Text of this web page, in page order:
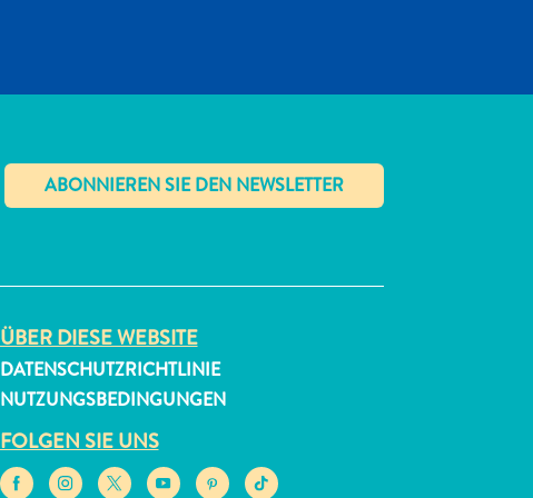
✕
ÜBER DIESE WEBSITE
DATENSCHUTZRICHTLINIE
NUTZUNGSBEDINGUNGEN
FOLGEN SIE UNS